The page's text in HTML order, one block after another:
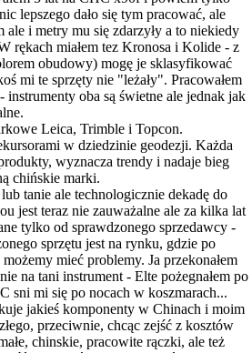
lepszego dało się tym pracować, ale
ale i metry mu się zdarzyły a to niekiedy
rękach miałem tez Kronosa i Kolide - z
obudowy) mogę je sklasyfikować
mi te sprzęty nie "leżały". Pracowałem
oba są świetne ale jednak jak
Leica, Trimble i Topcon.
w dziedzinie geodezji. Każda
wyznacza trendy i nadaje bieg
chińskie marki.
tanie ale technologicznie dekadę do
jest teraz nie zauważalne ale za kilka lat
tylko od sprawdzonego sprzedawcy -
sprzętu jest na rynku, gdzie po
mieć problemy. Ja przekonałem
na tani instrument - Elte pożegnałem po
sni mi się po nocach w koszmarach...
jakieś komponenty w Chinach i moim
przeciwnie, chcąc zejść z kosztów
chinskie, pracowite rączki, ale też